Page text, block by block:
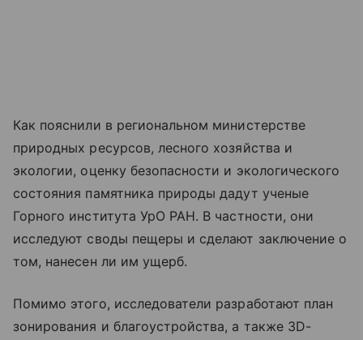
Как пояснили в региональном министерстве
природных ресурсов, лесного хозяйства и
экологии, оценку безопасности и экологического
состояния памятника природы дадут ученые
Горного института УрО РАН. В частности, они
исследуют своды пещеры и сделают заключение о
том, нанесен ли им ущерб.
Помимо этого, исследователи разработают план
зонирования и благоустройства, а также 3D-